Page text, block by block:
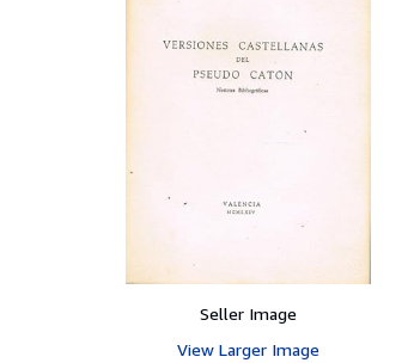
Seller Image
View Larger Image